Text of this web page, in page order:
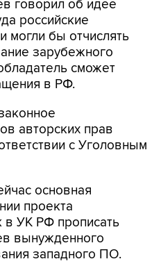
говорил об идее
российские
могли бы отчислять
зарубежного
сможет
в РФ.
авторских прав
с Уголовным
основная
проекта
в УК РФ прописать
вынужденного
западного ПО.